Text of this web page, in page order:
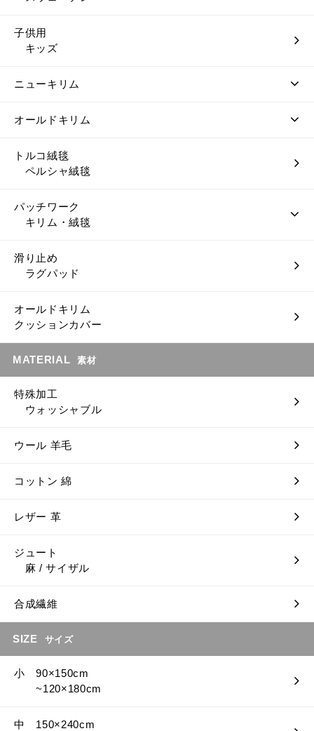
子供用
キッズ
ニューキリム
オールドキリム
トルコ絨毯
ペルシャ絨毯
パッチワーク
キリム・絨毯
滑り止め
ラグパッド
オールドキリム
クッションカバー
MATERIAL 素材
特殊加工
ウォッシャブル
ウール 羊毛
コットン 綿
レザー 革
ジュート
麻 / サイザル
合成繊維
SIZE サイズ
小 90×150cm
~120×180cm
中 150×240cm